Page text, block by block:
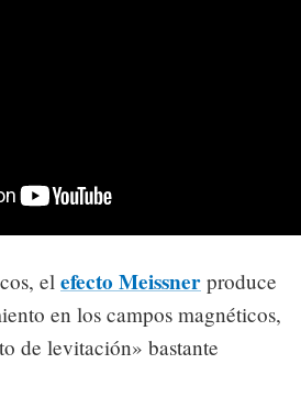
elefecto Meissner produce
en los campos magnéticos,
de levitación» bastante